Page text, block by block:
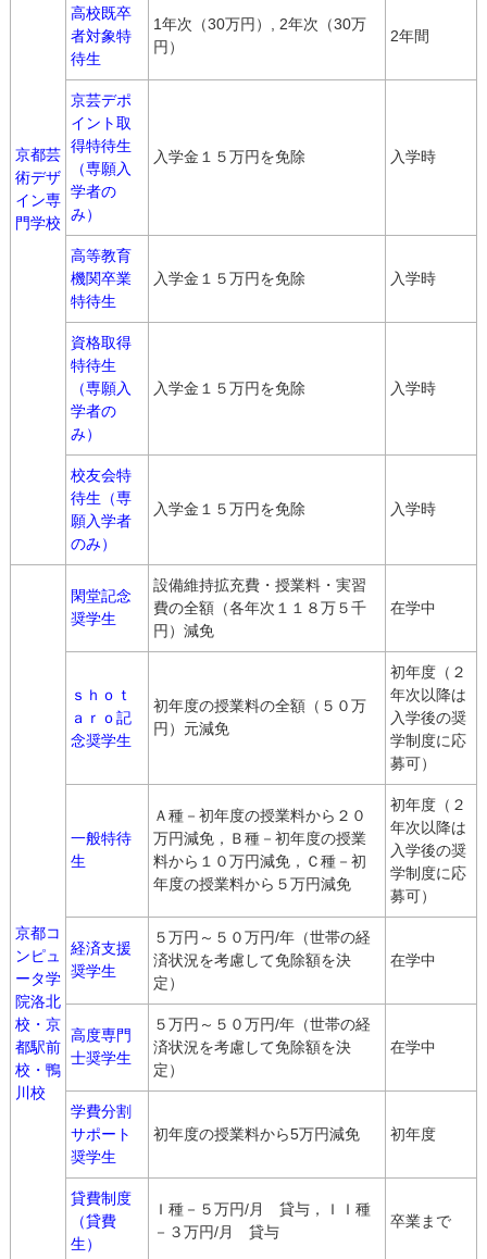
京都芸
術デザ
イン専
門学校
高校既卒
者対象特
待生
1年次（30万円）, 2年次（30万
円）
2年間
京芸デポ
イント取
得特待生
（専願入
学者の
み）
入学金１５万円を免除 入学時
高等教育
機関卒業
特待生
入学金１５万円を免除 入学時
資格取得
特待生
（専願入
学者の
み）
入学金１５万円を免除 入学時
校友会特
待生（専
願入学者
のみ）
入学金１５万円を免除 入学時
京都コ
ンピュ
ータ学
院洛北
校・京
都駅前
校・鴨
川校
閑堂記念
奨学生
設備維持拡充費・授業料・実習
費の全額（各年次１１８万５千
円）減免
在学中
ｓｈｏｔ
ａｒｏ記
念奨学生
初年度の授業料の全額（５０万
円）元減免
初年度（２
年次以降は
入学後の奨
学制度に応
募可）
一般特待
生
Ａ種－初年度の授業料から２０
万円減免，Ｂ種－初年度の授業
料から１０万円減免，Ｃ種－初
年度の授業料から５万円減免
初年度（２
年次以降は
入学後の奨
学制度に応
募可）
経済支援
奨学生
５万円～５０万円/年（世帯の経
済状況を考慮して免除額を決
定）
在学中
高度専門
士奨学生
５万円～５０万円/年（世帯の経
済状況を考慮して免除額を決
定）
在学中
学費分割
サポート
奨学生
初年度の授業料から5万円減免 初年度
貸費制度
（貸費
生）
Ｉ種－５万円/月 貸与，ＩＩ種
－３万円/月 貸与
卒業まで